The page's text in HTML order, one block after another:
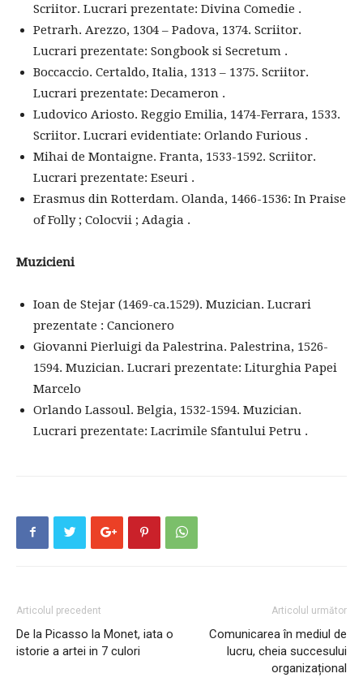
Scriitor. Lucrari prezentate: Divina Comedie .
Petrarh. Arezzo, 1304 – Padova, 1374. Scriitor.
Lucrari prezentate: Songbook si Secretum .
Boccaccio. Certaldo, Italia, 1313 – 1375. Scriitor.
Lucrari prezentate: Decameron .
Ludovico Ariosto. Reggio Emilia, 1474-Ferrara, 1533.
Scriitor. Lucrari evidentiate: Orlando Furious .
Mihai de Montaigne. Franta, 1533-1592. Scriitor.
Lucrari prezentate: Eseuri .
Erasmus din Rotterdam. Olanda, 1466-1536: In Praise
of Folly ; Colocvii ; Adagia .
Muzicieni
Ioan de Stejar (1469-ca.1529). Muzician. Lucrari
prezentate : Cancionero
Giovanni Pierluigi da Palestrina. Palestrina, 1526-
1594. Muzician. Lucrari prezentate: Liturghia Papei
Marcelo
Orlando Lassoul. Belgia, 1532-1594. Muzician.
Lucrari prezentate: Lacrimile Sfantului Petru .
Articolul precedent
De la Picasso la Monet, iata ​​o
istorie a artei in 7 culori
Articolul următor
Comunicarea în mediul de
lucru, cheia succesului
organizațional